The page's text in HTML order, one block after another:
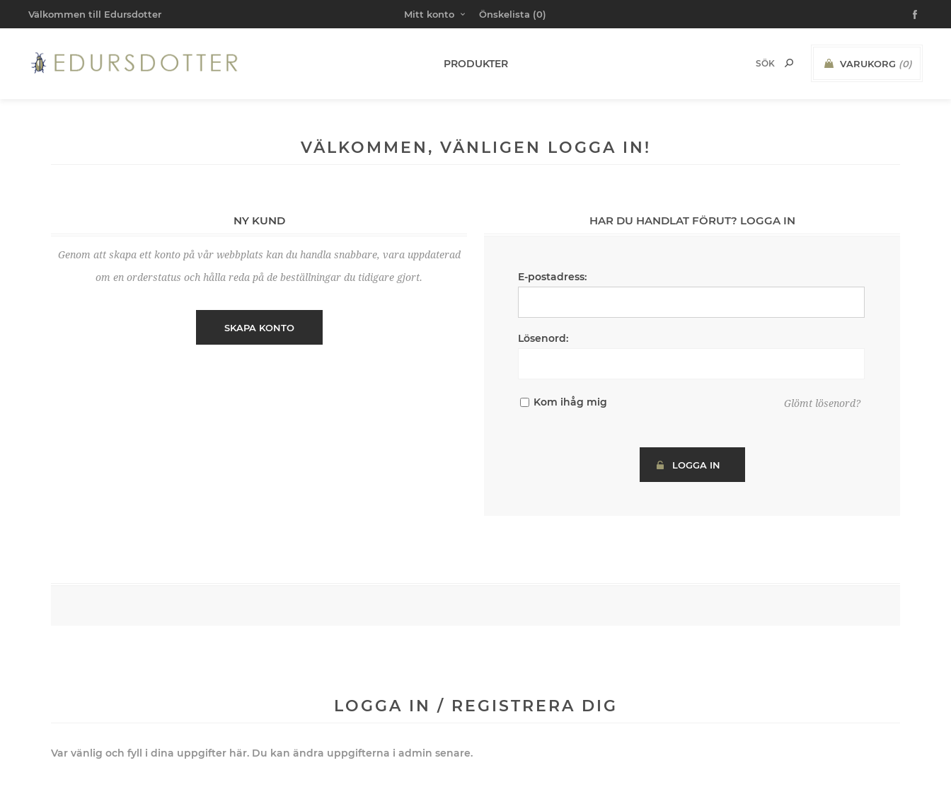
Välkommen till Edursdotter Mitt konto Önskelista (0)
VARUKORG (0)
PRODUKTER
VÄLKOMMEN, VÄNLIGEN LOGGA IN!
NY KUND
Genom att skapa ett konto på vår webbplats kan du handla snabbare, vara uppdaterad
om en orderstatus och hålla reda på de beställningar du tidigare gjort.
SKAPA KONTO
HAR DU HANDLAT FÖRUT? LOGGA IN
E-postadress:
Lösenord:
Kom ihåg mig Glömt lösenord?
LOGGA IN
LOGGA IN / REGISTRERA DIG
Var vänlig och fyll i dina uppgifter här. Du kan ändra uppgifterna i admin senare.